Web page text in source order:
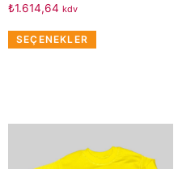
₺1.614,64 kdv
SEÇENEKLER